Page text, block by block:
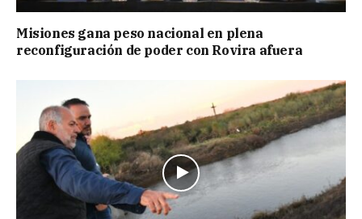
Misiones gana peso nacional en plena
reconfiguración de poder con Rovira afuera